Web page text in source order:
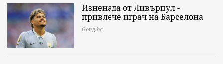
Изненада от Ливърпул -
привлече играч на Барселона
Gong.bg